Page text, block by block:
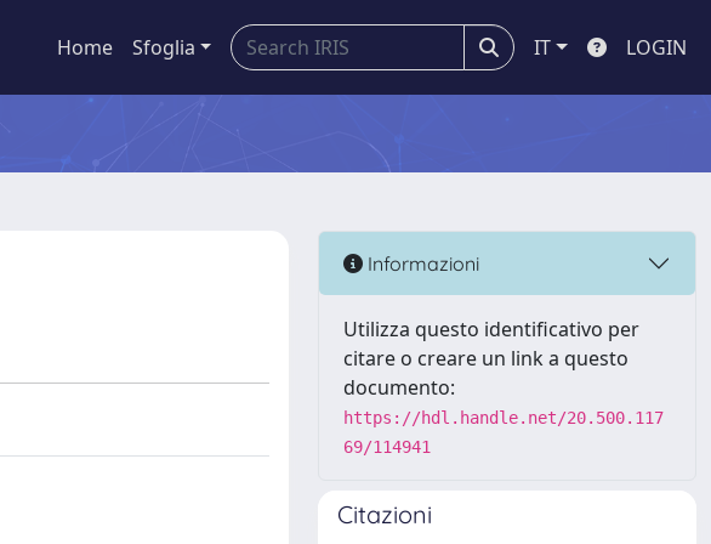
Home Sfoglia IT LOGIN
Informazioni
Utilizza questo identificativo per
citare o creare un link a questo
documento:
https://hdl.handle.net/20.500.117
69/114941
Citazioni